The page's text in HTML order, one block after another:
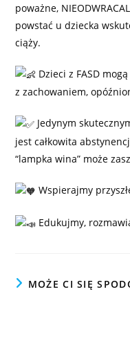
poważne,
powstać u dziecka
ciąży.
Dzieci z FASD
z zachowaniem,
Jedynym
jest całkowita
“lampka wina” może
Wspierajmy
Edukujmy,
MOŻE CI SIĘ